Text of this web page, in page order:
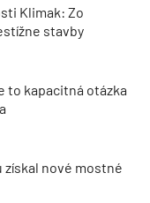
Klimak: Zo
stavby
to kapacitná otázka
nové mostné